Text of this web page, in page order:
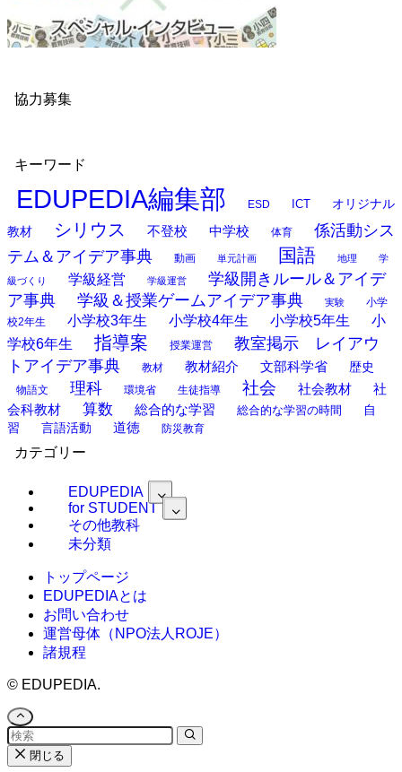
協力募集
キーワード
EDUPEDIA編集部 ESD ICT
オリジナル
教材
シリウス 不登校 中学校 体育
係活動シス
テム＆アイデア事典
動画 単元計画 国語 地理 学
級づくり 学級経営 学級運営
学級開きルール＆アイデ
ア事典
学級＆授業ゲームアイデア事典 実験
小学
校2年生
小学校3年生 小学校4年生 小学校5年生
小
学校6年生
指導案 授業運営
教室掲示 レイアウ
トアイデア事典
教材 教材紹介 文部科学省 歴史
物語文 理科 環境省 生徒指導 社会 社会教材
社
会科教材
算数 総合的な学習 総合的な学習の時間
自
習
言語活動 道徳 防災教育
カテゴリー
EDUPEDIA
for STUDENT
その他教科
未分類
トップページ
EDUPEDIAとは
お問い合わせ
運営母体（NPO法人ROJE）
諸規程
© EDUPEDIA.
閉じる